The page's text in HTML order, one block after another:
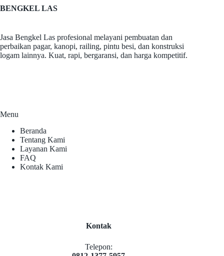
BENGKEL LAS
Jasa Bengkel Las profesional melayani pembuatan dan
perbaikan pagar, kanopi, railing, pintu besi, dan konstruksi
logam lainnya. Kuat, rapi, bergaransi, dan harga kompetitif.
Menu
Beranda
Tentang Kami
Layanan Kami
FAQ
Kontak Kami
Kontak
Telepon: